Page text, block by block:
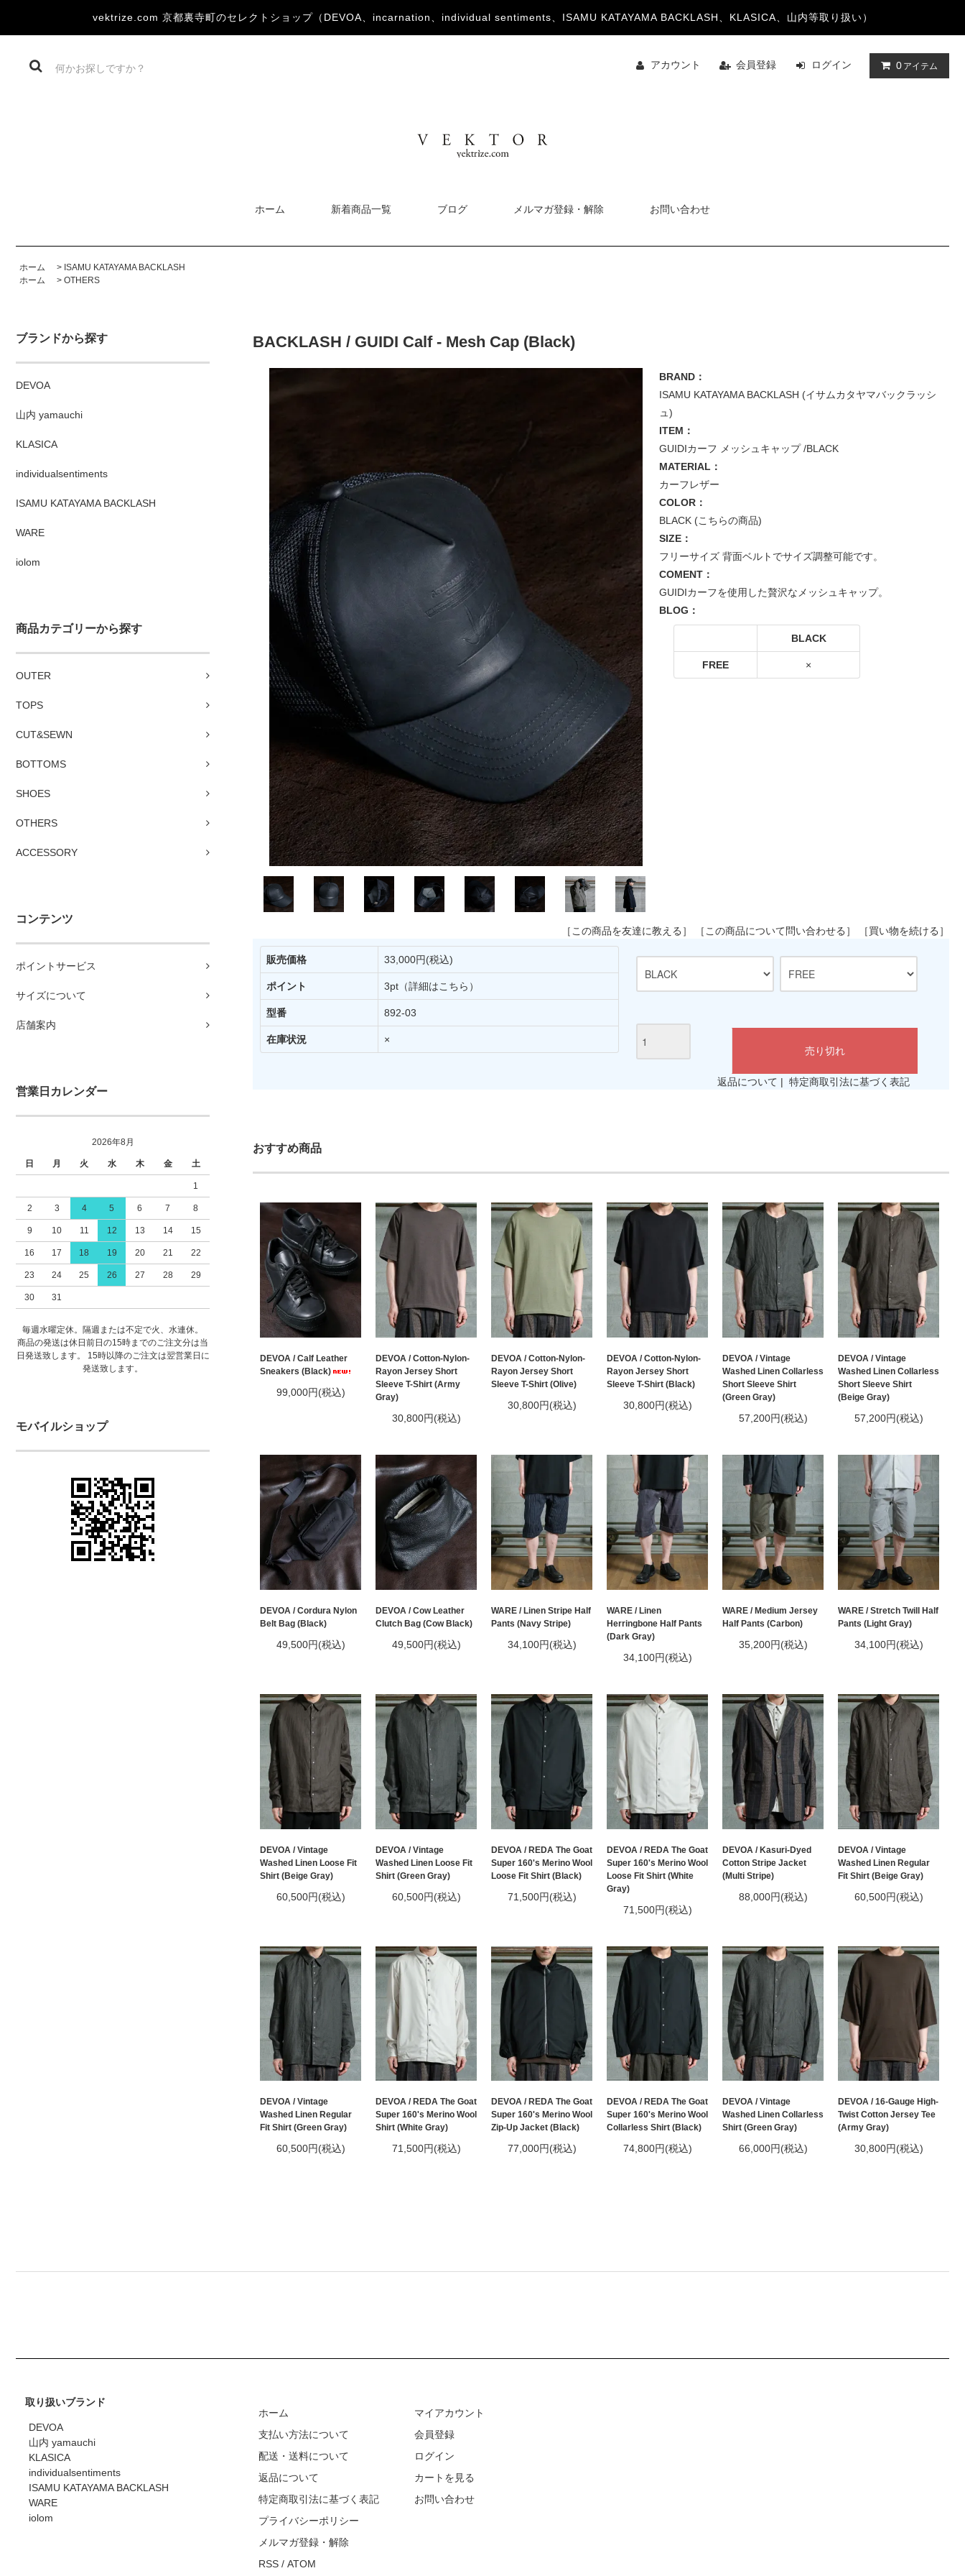
vektrize.com 京都裏寺町のセレクトショップ（DEVOA、incarnation、individual sentiments、ISAMU KATAYAMA BACKLASH、KLASICA、山内等取り扱い）
アカウント 会員登録 ログイン 0 アイテム
ホーム 新着商品一覧 ブログ メルマガ登録・解除 お問い合わせ
ホーム > ISAMU KATAYAMA BACKLASH
ホーム
> OTHERS
ブランドから探す
DEVOA
山内 yamauchi
KLASICA
individualsentiments
ISAMU KATAYAMA BACKLASH
WARE
iolom
商品カテゴリーから探す
OUTER
TOPS
CUT&SEWN
BOTTOMS
SHOES
OTHERS
ACCESSORY
コンテンツ
ポイントサービス
サイズについて
店舗案内
営業日カレンダー
2026年8月
日 月 火 水 木 金 土
1
2 3 4 5 6 7 8
9 10 11 12 13 14 15
16 17 18 19 20 21 22
23 24 25 26 27 28 29
30 31
毎週水曜定休。隔週または不定で火、水連休。
商品の発送は休日前日の15時までのご注文分は当
日発送致します。 15時以降のご注文は翌営業日に
発送致します。
モバイルショップ
BACKLASH / GUIDI Calf - Mesh Cap (Black)
BRAND：
ISAMU KATAYAMA BACKLASH (イサムカタヤマバックラッシ
ュ)
ITEM：
GUIDIカーフ メッシュキャップ /BLACK
MATERIAL：
カーフレザー
COLOR：
BLACK (こちらの商品)
SIZE：
フリーサイズ 背面ベルトでサイズ調整可能です。
COMENT：
GUIDIカーフを使用した贅沢なメッシュキャップ。
BLOG：
［この商品を友達に教える］ ［この商品について問い合わせる］ ［買い物を続ける］
販売価格 33,000円(税込)
ポイント 3pt （詳細はこちら）
型番 892-03
在庫状況 ×
返品について | 特定商取引法に基づく表記
おすすめ商品
DEVOA / Calf Leather
Sneakers (Black)
99,000円(税込)
DEVOA / Cotton-Nylon-
Rayon Jersey Short
Sleeve T-Shirt (Army
Gray)
30,800円(税込)
DEVOA / Cotton-Nylon-
Rayon Jersey Short
Sleeve T-Shirt (Olive)
30,800円(税込)
DEVOA / Cotton-Nylon-
Rayon Jersey Short
Sleeve T-Shirt (Black)
30,800円(税込)
DEVOA / Vintage
Washed Linen Collarless
Short Sleeve Shirt
(Green Gray)
57,200円(税込)
DEVOA / Vintage
Washed Linen Collarless
Short Sleeve Shirt
(Beige Gray)
57,200円(税込)
DEVOA / Cordura Nylon
Belt Bag (Black)
49,500円(税込)
DEVOA / Cow Leather
Clutch Bag (Cow Black)
49,500円(税込)
WARE / Linen Stripe Half
Pants (Navy Stripe)
34,100円(税込)
WARE / Linen
Herringbone Half Pants
(Dark Gray)
34,100円(税込)
WARE / Medium Jersey
Half Pants (Carbon)
35,200円(税込)
WARE / Stretch Twill Half
Pants (Light Gray)
34,100円(税込)
DEVOA / Vintage
Washed Linen Loose Fit
Shirt (Beige Gray)
60,500円(税込)
DEVOA / Vintage
Washed Linen Loose Fit
Shirt (Green Gray)
60,500円(税込)
DEVOA / REDA The Goat
Super 160's Merino Wool
Loose Fit Shirt (Black)
71,500円(税込)
DEVOA / REDA The Goat
Super 160's Merino Wool
Loose Fit Shirt (White
Gray)
71,500円(税込)
DEVOA / Kasuri-Dyed
Cotton Stripe Jacket
(Multi Stripe)
88,000円(税込)
DEVOA / Vintage
Washed Linen Regular
Fit Shirt (Beige Gray)
60,500円(税込)
DEVOA / Vintage
Washed Linen Regular
Fit Shirt (Green Gray)
60,500円(税込)
DEVOA / REDA The Goat
Super 160's Merino Wool
Shirt (White Gray)
71,500円(税込)
DEVOA / REDA The Goat
Super 160's Merino Wool
Zip-Up Jacket (Black)
77,000円(税込)
DEVOA / REDA The Goat
Super 160's Merino Wool
Collarless Shirt (Black)
74,800円(税込)
DEVOA / Vintage
Washed Linen Collarless
Shirt (Green Gray)
66,000円(税込)
DEVOA / 16-Gauge High-
Twist Cotton Jersey Tee
(Army Gray)
30,800円(税込)
取り扱いブランド
DEVOA
山内 yamauchi
KLASICA
individualsentiments
ISAMU KATAYAMA BACKLASH
WARE
iolom
ホーム
支払い方法について
配送・送料について
返品について
特定商取引法に基づく表記
プライバシーポリシー
メルマガ登録・解除
RSS / ATOM
マイアカウント
会員登録
ログイン
カートを見る
お問い合わせ